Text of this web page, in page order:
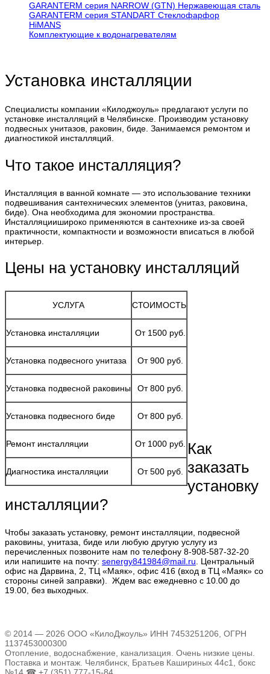
GARANTERM серия NARROW (GTN) Нержавеющая сталь
GARANTERM серия STANDART Стеклофарфор
HiMANS
Комплектующие к водонагревателям
Установка инсталляции
Специалисты компании «Килоджоуль» предлагают услуги по
установке инсталляций в Челябинске. Производим установку
подвесных унитазов, раковин, биде. Занимаемся ремонтом и
диагностикой инсталляций.
Что такое инсталляция?
Инсталляция в ванной комнате — это использование техники
подвешивания сантехнических элементов (унитаз, раковина,
биде). Она необходима для экономии пространства.
Инсталляциишироко применяются в сантехнике из-за своей
практичности, компактности и возможности вписаться в любой
интерьер.
Цены на установку инсталляций
УСЛУГА СТОИМОСТЬ
Установка инсталляции От 1500 руб.
Установка подвесного унитаза От 900 руб.
Установка подвесной раковины От 800 руб.
Установка подвесного биде От 800 руб.
Ремонт инсталляции От 1000 руб.
Диагностика инсталляции От 500 руб.
Как
заказать
установку
инсталляции?
Чтобы заказать установку, ремонт инсталляции, подвесной
раковины, унитаза, биде или любую другую услугу из
перечисленных позвоните нам по телефону 8-908-587-32-20
или напишите на почту: senergy841984@mail.ru . Центральный
офис на Дарвина, 2, ТЦ «Маяк», офис 416 (вход в ТЦ «Маяк» со
стороны синей заправки). Ждем вас ежедневно с 10.00 до
19.00, без выходных.
© 2014 — 2026 ООО «КилоДжоуль» ИНН 7453251206, ОГРН
1137453000300
Отопление, водоснабжение, канализация. Очень низкие цены.
Поставка и монтаж. Челябинск, Братьев Кашириных 44с1, бокс